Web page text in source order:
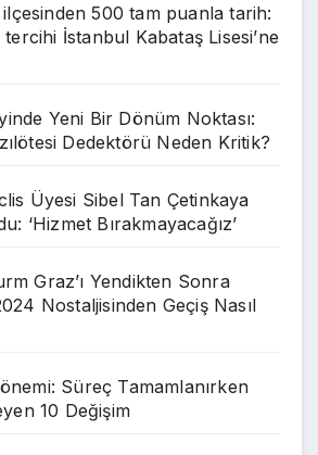
ilçesinden 500 tam puanla tarih:
İstanbul Kabataş Lisesi’ne
Yeni Bir Dönüm Noktası:
Dedektörü Neden Kritik?
Üyesi Sibel Tan Çetinkaya
‘Hizmet Bırakmayacağız’
Graz’ı Yendikten Sonra
Nostaljisinden Geçiş Nasıl
Süreç Tamamlanırken
10 Değişim